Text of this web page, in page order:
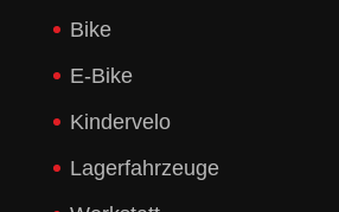
Bike
E-Bike
Kindervelo
Lagerfahrzeuge